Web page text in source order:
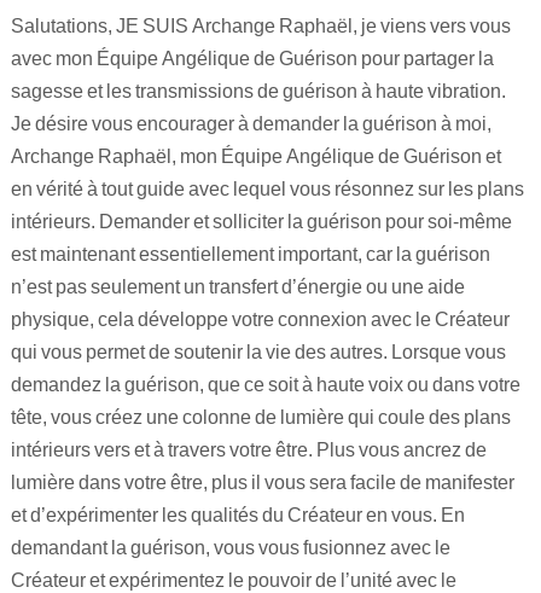
Salutations, JE SUIS Archange Raphaël, je viens vers vous
avec mon Équipe Angélique de Guérison pour partager la
sagesse et les transmissions de guérison à haute vibration.
Je désire vous encourager à demander la guérison à moi,
Archange Raphaël, mon Équipe Angélique de Guérison et
en vérité à tout guide avec lequel vous résonnez sur les plans
intérieurs. Demander et solliciter la guérison pour soi-même
est maintenant essentiellement important, car la guérison
n’est pas seulement un transfert d’énergie ou une aide
physique, cela développe votre connexion avec le Créateur
qui vous permet de soutenir la vie des autres. Lorsque vous
demandez la guérison, que ce soit à haute voix ou dans votre
tête, vous créez une colonne de lumière qui coule des plans
intérieurs vers et à travers votre être. Plus vous ancrez de
lumière dans votre être, plus il vous sera facile de manifester
et d’expérimenter les qualités du Créateur en vous. En
demandant la guérison, vous vous fusionnez avec le
Créateur et expérimentez le pouvoir de l’unité avec le